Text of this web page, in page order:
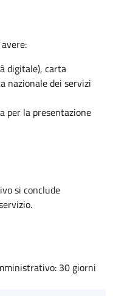
digitale), carta
nazionale dei servizi
per la presentazione
si conclude
30 giorni